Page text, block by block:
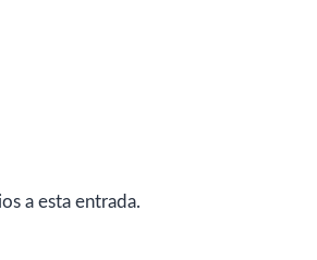
a esta entrada.